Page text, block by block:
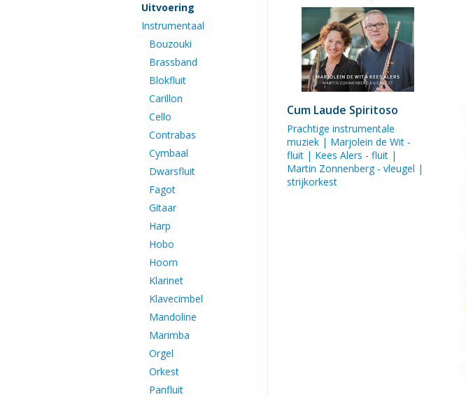
Uitvoering
Instrumentaal
Bouzouki
Brassband
Blokfluit
Carillon
Cello
Contrabas
Cymbaal
Dwarsfluit
Fagot
Gitaar
Harp
Hobo
Hoorn
Klarinet
Klavecimbel
Mandoline
Marimba
Orgel
Orkest
Panfluit
Cum Laude Spiritoso
Prachtige instrumentale
muziek | Marjolein de Wit -
fluit | Kees Alers - fluit |
Martin Zonnenberg- vleugel |
strijkorkest